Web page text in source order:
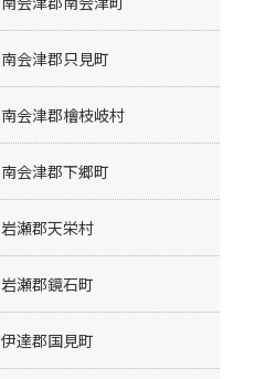
南会津郡只見町
南会津郡檜枝岐村
南会津郡下郷町
岩瀬郡天栄村
岩瀬郡鏡石町
伊達郡国見町